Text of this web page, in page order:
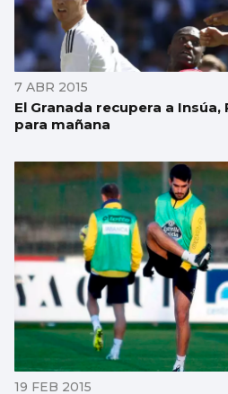
7 ABR 2015
El Granada recupera a Insúa,
para mañana
19 FEB 2015